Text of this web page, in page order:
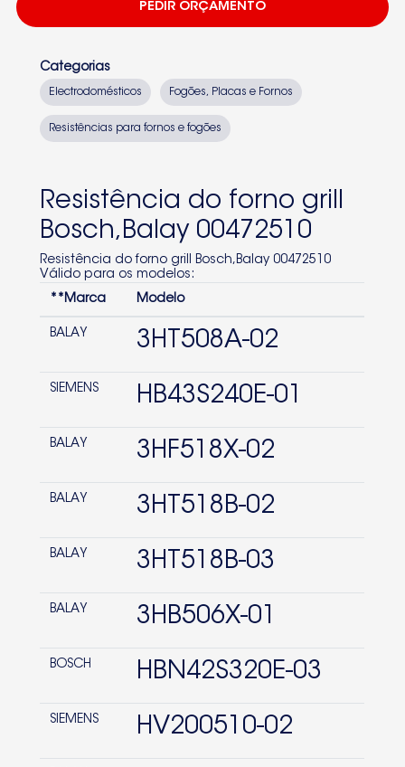
HB43S240E-01
3HF518X-02
HBN42S320E-03
HBN42S551E
Seleccione um dos equipamentos da lista
PEDIR ORÇAMENTO
Categorias
Electrodomésticos Fogões, Placas e Fornos
Resistências para fornos e fogões
Resistência do forno grill
Bosch,Balay 00472510
Resistência do forno grill Bosch,Balay 00472510
Válido para os modelos:
**Marca
Modelo
BALAY 3HT508A-02
SIEMENS HB43S240E-01
BALAY 3HF518X-02
BALAY 3HT518B-02
BALAY 3HT518B-03
BALAY 3HB506X-01
BOSCH HBN42S320E-03
SIEMENS HV200510-02